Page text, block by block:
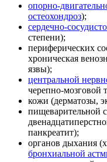
опорно-
остеохондроз);
сердечно-
степени);
периферических
хроническая
язвы);
центральной
черепно-мозговой
кожи (дерматозы,
пищеварительной
панкреатит);
органов дыхания
бронхиальной